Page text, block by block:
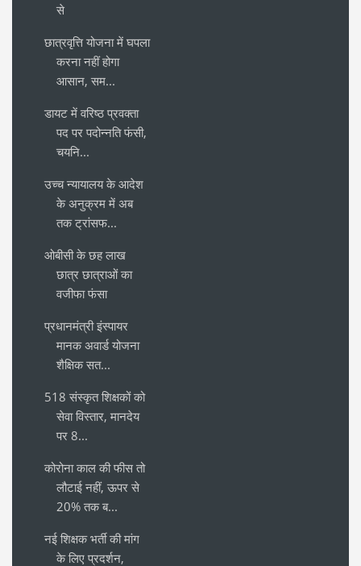
से
छात्रवृत्ति योजना में घपला
करना नहीं होगा
आसान, सम...
डायट में वरिष्ठ प्रवक्ता
पद पर पदोन्नति फंसी,
चयनि...
उच्च न्यायालय के आदेश
के अनुक्रम में अब
तक ट्रांसफ...
ओबीसी के छह लाख
छात्र छात्राओं का
वजीफा फंसा
प्रधानमंत्री इंस्पायर
मानक अवार्ड योजना
शैक्षिक सत...
518 संस्कृत शिक्षकों को
सेवा विस्तार, मानदेय
पर 8...
कोरोना काल की फीस तो
लौटाई नहीं, ऊपर से
20% तक ब...
नई शिक्षक भर्ती की मांग
के लिए प्रदर्शन,